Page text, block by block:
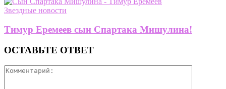
Звездные новости
Тимур Еремеев сын Спартака Мишулина!
ОСТАВЬТЕ ОТВЕТ